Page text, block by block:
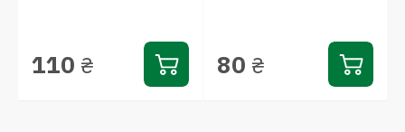
110 ₴ 80 ₴